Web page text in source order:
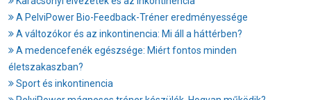
A PelviPower Bio-Feedback-Tréner eredményessége
A változókor és az inkontinencia: Mi áll a háttérben?
A medencefenék egészsége: Miért fontos minden
életszakaszban?
Sport és inkontinencia